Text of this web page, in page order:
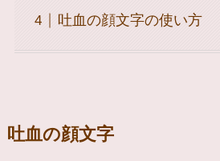
吐血の顔文字の使い方
吐血の顔文字